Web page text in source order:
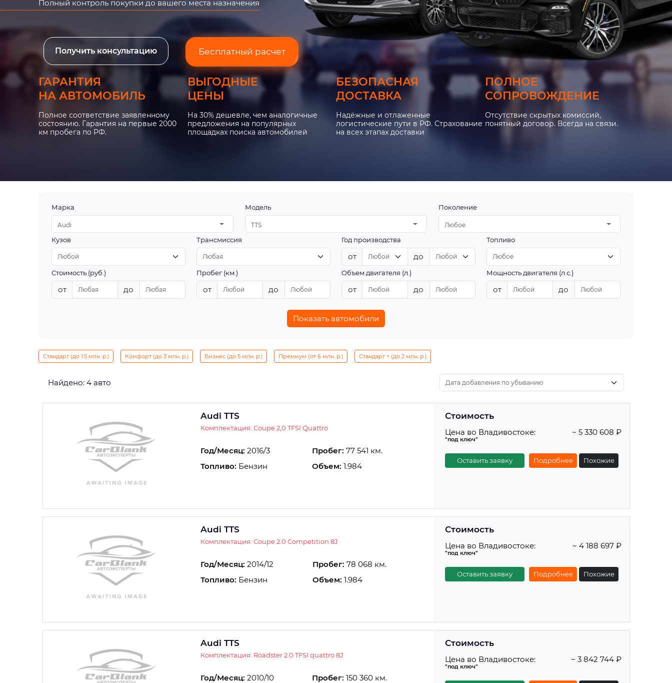
Полный контроль покупки до вашего места назначения
Получить консультацию Бесплатный расчет
ГАРАНТИЯ
НА АВТОМОБИЛЬ
Полное соответствие заявленному
состоянию. Гарантия на первые 2000
км пробега по РФ.
ВЫГОДНЫЕ
ЦЕНЫ
На 30% дешевле, чем аналогичные
предложения на популярных
площадках поиска автомобилей
БЕЗОПАСНАЯ
ДОСТАВКА
Надёжные и отлаженные
логистические пути в РФ. Страхование
на всех этапах доставки
ПОЛНОЕ
СОПРОВОЖДЕНИЕ
Отсутствие скрытых комиссий,
понятный договор. Всегда на связи.
Марка
Audi
Модель
TTS
Поколение
Любое
Кузов Трансмиссия Год производства
от до
Топливо
Стоимость (руб.)
от до
Пробег (км.)
от до
Объем двигателя (л.)
от до
Мощность двигателя (л.с.)
от до
Показать автомобили
Стандарт (до 1.5 млн. р.) Комфорт (до 3 млн. р.) Бизнес (до 5 млн. р.) Премиум (от 6 млн. р.) Стандарт + (до 2 млн. р.)
Найдено: 4 авто
Audi TTS
Комплектация: Coupe 2,0 TFSI Quattro
Год/Месяц: 2016/3 Пробег: 77 541 км.
Топливо: Бензин Объем: 1.984
Стоимость
Цена во Владивостоке:
"под ключ"
~ 5 330 608 ₽
Оставить заявку Подробнее Похожие
Audi TTS
Комплектация: Coupe 2.0 Competition 8J
Год/Месяц: 2014/12 Пробег: 78 068 км.
Топливо: Бензин Объем: 1.984
Стоимость
Цена во Владивостоке:
"под ключ"
~ 4 188 697 ₽
Оставить заявку Подробнее Похожие
Audi TTS
Комплектация: Roadster 2.0 TFSI quattro 8J
Год/Месяц: 2010/10 Пробег: 150 360 км.
Стоимость
Цена во Владивостоке:
"под ключ"
~ 3 842 744 ₽